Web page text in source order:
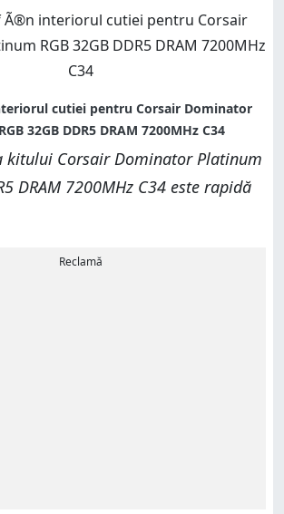
kitului Corsair Dominator Platinum
DRAM 7200MHz C34 este rapidă
Reclamă